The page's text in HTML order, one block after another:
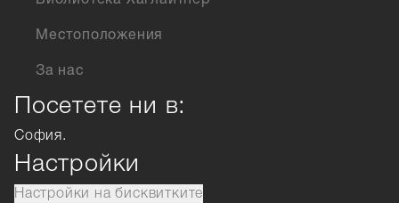
Местоположения
За нас
Посетете ни в:
София.
Настройки
Настройки на бисквитките